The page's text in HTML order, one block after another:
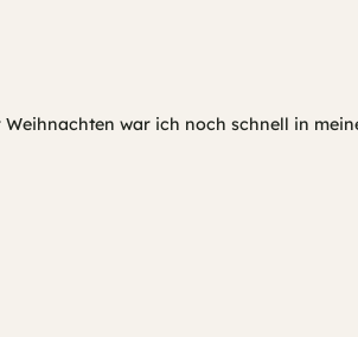
Weihnachten war ich noch schnell in